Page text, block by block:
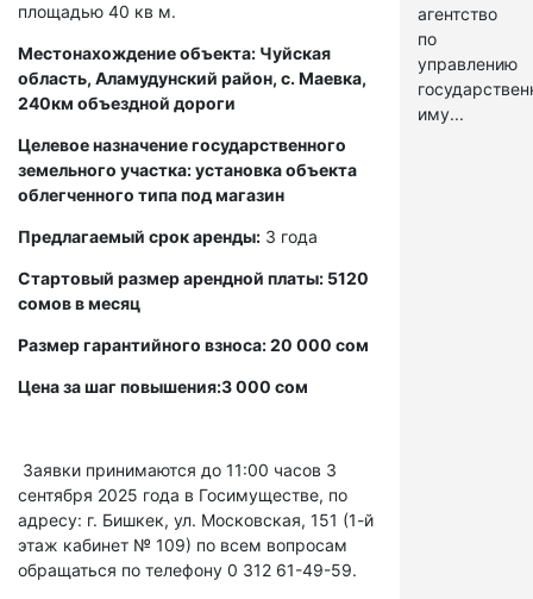
площадью 40 кв м.
Местонахождение объекта: Чуйская
область, Аламудунский район, с. Маевка,
240км объездной дороги
Целевое назначение государственного
земельного участка: установка объекта
облегченного типа под магазин
Предлагаемый срок аренды: 3 года
Стартовый размер арендной платы: 5120
сомов в месяц
Размер гарантийного взноса: 20 000 сом
Цена за шаг повышения:3 000 сом
Заявки принимаются до 11:00 часов 3
сентября 2025 года в Госимуществе, по
адресу: г. Бишкек, ул. Московская, 151 (1-й
этаж кабинет № 109) по всем вопросам
обращаться по телефону 0 312 61-49-59.
агентство
по
управлению
иму...